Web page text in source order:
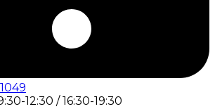
12:30 / 16:30-19:30